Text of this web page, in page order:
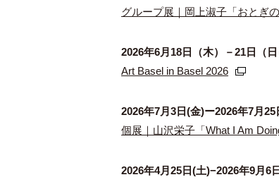
グループ展｜岡上淑子「おとぎ
2026年6月18日（木）－21日（日
Art Basel in Basel 2026
2026年7月3日(金)ー2026年7月25
個展｜山沢栄子「What I Am
2026年4月25日(土)−2026年9月6